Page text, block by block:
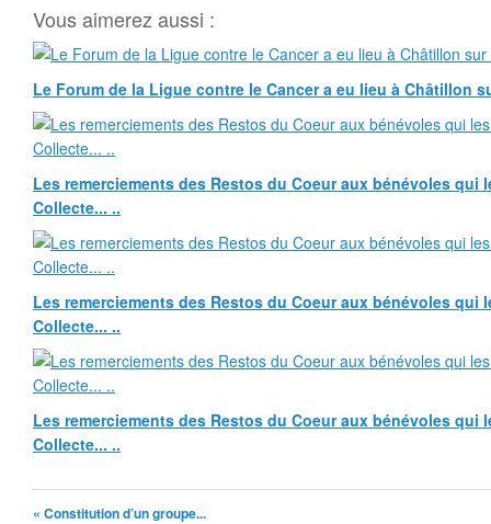
Vous aimerez aussi :
Le Forum de la Ligue contre le Cancer a eu lieu à Châtillon
Les remerciements des Restos du Coeur aux bénévoles qui
Collecte... ..
Les remerciements des Restos du Coeur aux bénévoles qui
Collecte... ..
Les remerciements des Restos du Coeur aux bénévoles qui
Collecte... ..
« Constitution d’un groupe...